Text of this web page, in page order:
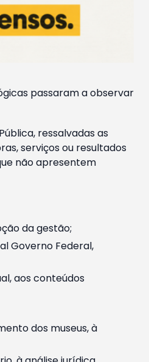
passaram a observar
ressalvadas as
serviços ou resultados
não apresentem
da gestão;
Governo Federal,
aos conteúdos
dos museus, à